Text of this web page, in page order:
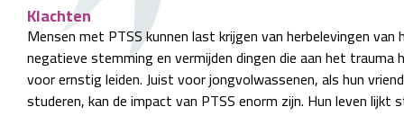
Klachten
Mensen met PTSS kunnen last krijgen van herbelevingen
negatieve stemming en vermijden dingen die aan het trauma
voor ernstig leiden. Juist voor jongvolwassenen, als hun
studeren, kan de impact van PTSS enorm zijn. Hun leven lijkt